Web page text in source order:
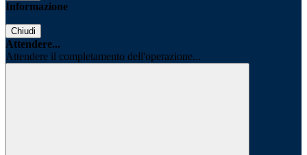
Informazione
Chiudi
Attendere...
Attendere il completamento dell'operazione...